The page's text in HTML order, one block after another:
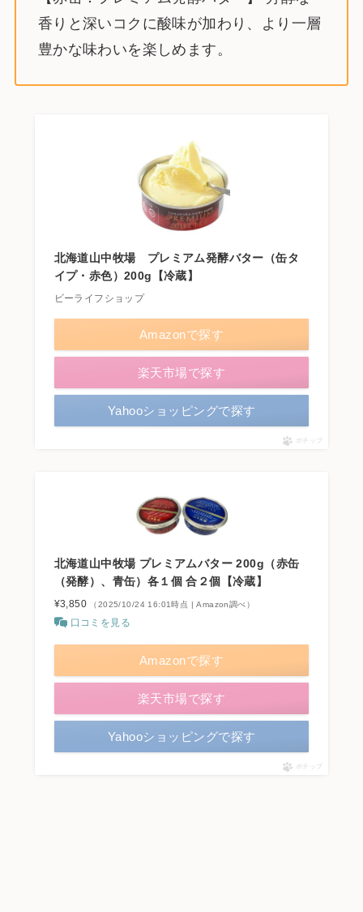
香りと深いコクに酸味が加わり、より一層
豊かな味わいを楽しめます。
北海道山中牧場 プレミアム発酵バター（缶タ
イプ・赤色）200g【冷蔵】
ビーライフショップ
Amazonで探す
楽天市場で探す
Yahooショッピングで探す
ポチップ
北海道山中牧場 プレミアムバター 200g（赤缶
（発酵）、青缶）各１個 合２個【冷蔵】
¥3,850 （2025/10/24 16:01時点 | Amazon調べ）
口コミを見る
Amazonで探す
楽天市場で探す
Yahooショッピングで探す
ポチップ